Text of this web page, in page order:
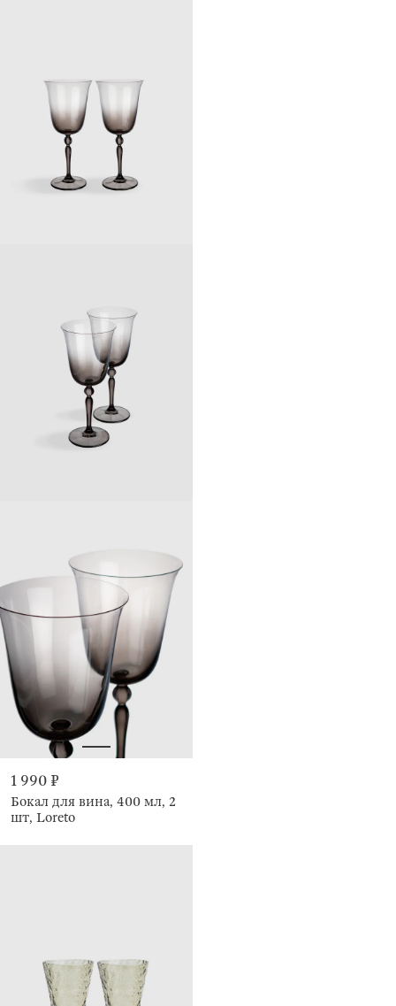
1 990 ₽
Бокал для вина, 400 мл, 2
шт, Loreto